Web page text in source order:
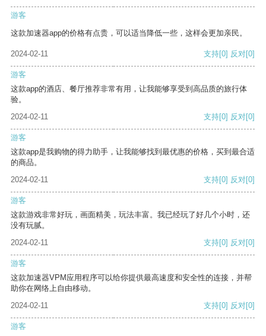
游客
这款加速器app的价格有点贵，可以适当降低一些，这样会更加亲民。
2024-02-11 支持[0] 反对[0]
游客
这款app的酒店、餐厅推荐非常有用，让我能够享受到高品质的旅行体
验。
2024-02-11
支持[0] 反对[0]
游客
这款app是我购物的得力助手，让我能够找到最优惠的价格，买到最合适
的商品。
2024-02-11
支持[0] 反对[0]
游客
这款游戏非常好玩，画面精美，玩法丰富。我已经玩了好几个小时，还
没有玩腻。
2024-02-11
支持[0] 反对[0]
游客
这款加速器VPM应用程序可以给你提供最高速度和安全性的连接，并帮
助你在网络上自由移动。
2024-02-11
支持[0] 反对[0]
游客